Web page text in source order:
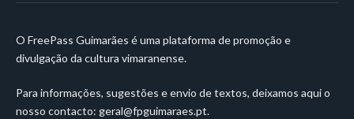
O FreePass Guimarães é uma plataforma de promoção e
divulgação da cultura vimaranense.
Para informações, sugestões e envio de textos, deixamos aqui o
nosso contacto: geral@fpguimaraes.pt.